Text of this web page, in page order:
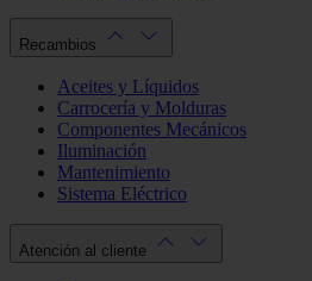
Recambios
Aceites y Líquidos
Carrocería y Molduras
Componentes Mecánicos
Iluminación
Mantenimiento
Sistema Eléctrico
Atención al cliente